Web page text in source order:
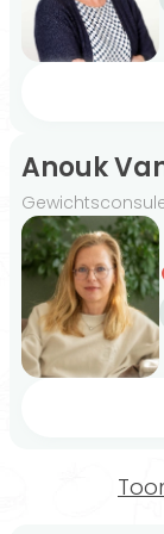
bij jou past.
Rijnsburg
onder
…je met de
een
die bij jou
behoeftes
vinden we
Anouk